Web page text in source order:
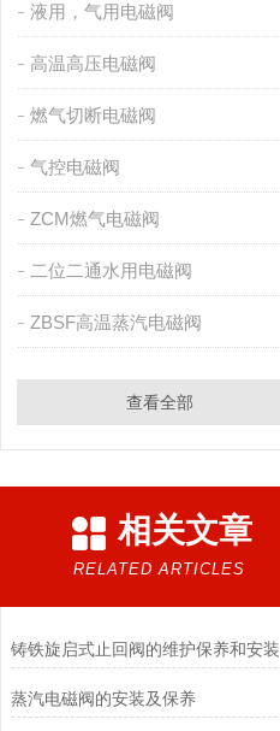
液用，气用电磁阀
高温高压电磁阀
燃气切断电磁阀
气控电磁阀
ZCM燃气电磁阀
二位二通水用电磁阀
ZBSF高温蒸汽电磁阀
查看全部
相关文章
RELATED ARTICLES
蒸汽电磁阀的安装及保养